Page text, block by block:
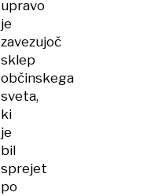
upravo
je
zavezujoč
sklep
občinskega
sveta,
ki
je
bil
sprejet
po